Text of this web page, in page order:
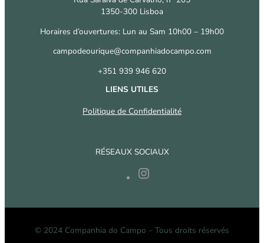
LIENS UTILES
Politique de Confidentialité
RÉSEAUX SOCIAUX
1350-300 Lisboa
Horaires d’ouvertures: Lun au Sam 10h00 – 19h00
campodeourique@companhiadocampo.com
+351 939 946 620
© 2024 Companhia do Campo – Tous droits réservés